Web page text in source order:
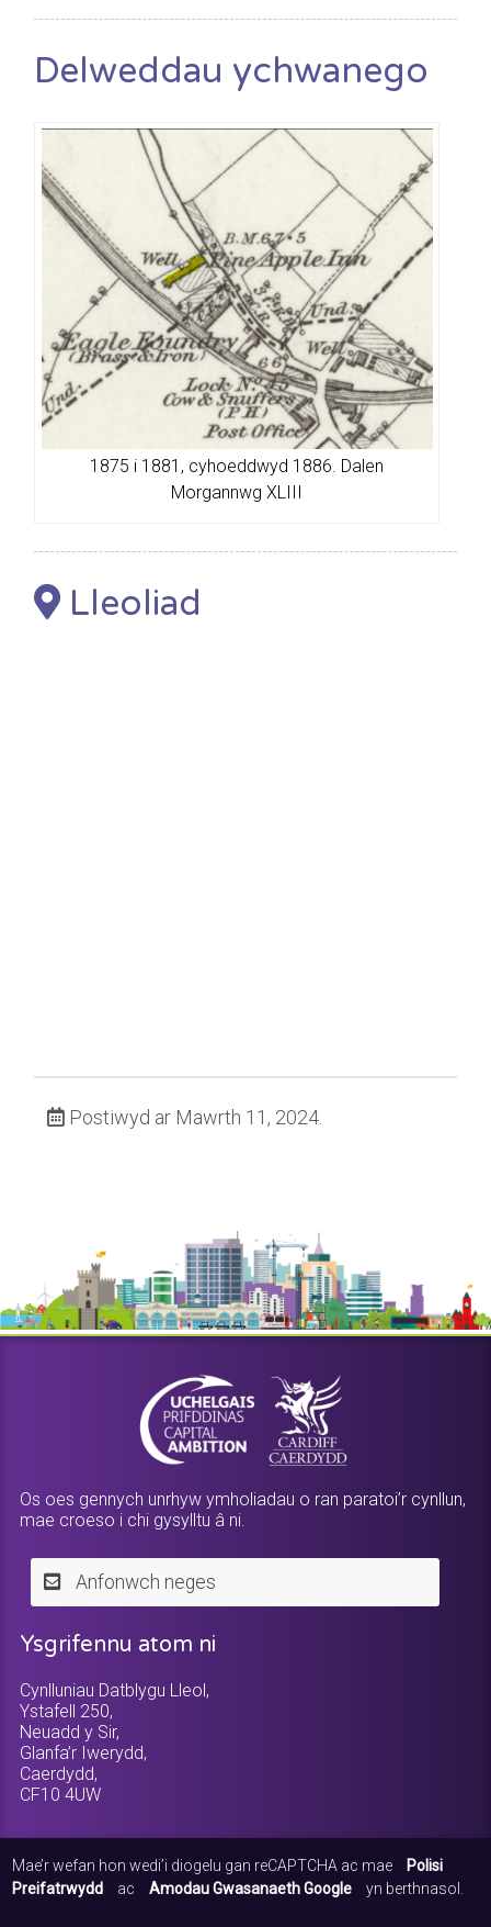
Delweddau ychwanego
1875 i 1881, cyhoeddwyd 1886. Dalen
Morgannwg XLIII
Lleoliad
Postiwyd ar Mawrth 11, 2024.
Os oes gennych unrhyw ymholiadau o ran paratoi’r cynllun,
mae croeso i chi gysylltu â ni.
Anfonwch neges
Ysgrifennu atom ni
Cynlluniau Datblygu Lleol,
Ystafell 250,
Neuadd y Sir,
Glanfa’r Iwerydd,
Caerdydd,
CF10 4UW
Mae’r wefan hon wedi’i diogelu gan reCAPTCHA ac mae
Polisi
Preifatrwydd
ac Amodau Gwasanaeth Google yn berthnasol.